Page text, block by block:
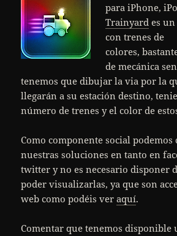
para iPhone,
Trainyard es
con trenes de
colores,
de mecánica
tenemos que dibujar la via por la
llegarán a su estación destino,
número de trenes y el color de
Como componente social
nuestras soluciones en tanto en
twitter y no es necesario disponer
poder visualizarlas, ya que son
web como podéis veraquí.
Comentar que tenemos disponible